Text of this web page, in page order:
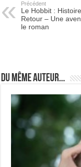
Précédent
Le Hobbit :
Retour – Une
le roman
Du même auteur...